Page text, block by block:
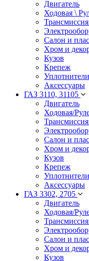
Двигатель
Ходовая \
Салон и
Хром и
Кузов
Крепеж
Аксессуары
ГАЗ 3110, 31105
Двигатель
Ходовая/
Салон и
Хром и
Кузов
Крепеж
Аксессуары
ГАЗ 3302, 2705
Двигатель
Ходовая/
Салон и
Хром и
Кузов